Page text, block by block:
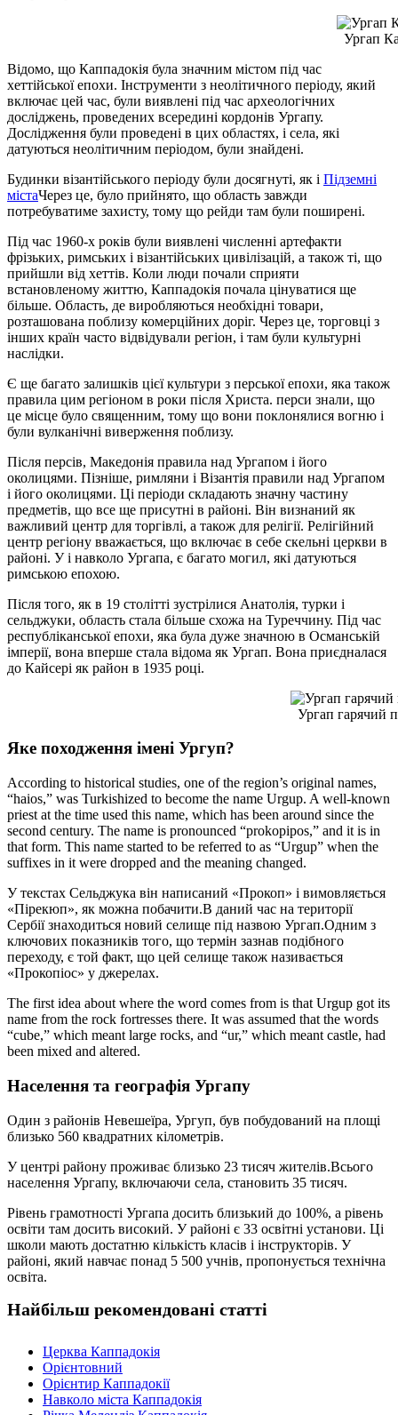
Ургап
Відомо, що Каппадокія була значним містом під час
хеттійської епохи. Інструменти з неолітичного періоду, який
включає цей час, були виявлені під час археологічних
досліджень, проведених всередині кордонів Ургапу.
Дослідження були проведені в цих областях, і села, які
датуються неолітичним періодом, були знайдені.
Будинки візантійського періоду були досягнуті, як і Підземні
містаЧерез це, було прийнято, що область завжди
потребуватиме захисту, тому що рейди там були поширені.
Під час 1960-х років були виявлені численні артефакти
фрізьких, римських і візантійських цивілізацій, а також ті, що
прийшли від хеттів. Коли люди почали сприяти
встановленому життю, Каппадокія почала цінуватися ще
більше. Область, де виробляються необхідні товари,
розташована поблизу комерційних доріг. Через це, торговці з
інших країн часто відвідували регіон, і там були культурні
наслідки.
Є ще багато залишків цієї культури з перської епохи, яка також
правила цим регіоном в роки після Христа. перси знали, що
це місце було священним, тому що вони поклонялися вогню і
були вулканічні виверження поблизу.
Після персів, Македонія правила над Ургапом і його
околицями. Пізніше, римляни і Візантія правили над Ургапом
і його околицями. Ці періоди складають значну частину
предметів, що все ще присутні в районі. Він визнаний як
важливий центр для торгівлі, а також для релігії. Релігійний
центр регіону вважається, що включає в себе скельні церкви в
районі. У і навколо Ургапа, є багато могил, які датуються
римською епохою.
Після того, як в 19 столітті зустрілися Анатолія, турки і
сельджуки, область стала більше схожа на Туреччину. Під час
республіканської епохи, яка була дуже значною в Османській
імперії, вона вперше стала відома як Ургап. Вона приєдналася
до Кайсері як район в 1935 році.
Ургап гарячий
Яке походження імені Ургуп?
According to historical studies, one of the region’s original names,
“haios,” was Turkishized to become the name Urgup. A well-known
priest at the time used this name, which has been around since the
second century. The name is pronounced “prokopipos,” and it is in
that form. This name started to be referred to as “Urgup” when the
suffixes in it were dropped and the meaning changed.
У текстах Сельджука він написаний «Прокоп» і вимовляється
«Пірекюп», як можна побачити.В даний час на території
Сербії знаходиться новий селище під назвою Ургап.Одним з
ключових показників того, що термін зазнав подібного
переходу, є той факт, що цей селище також називається
«Прокопіос» у джерелах.
The first idea about where the word comes from is that Urgup got its
name from the rock fortresses there. It was assumed that the words
“cube,” which meant large rocks, and “ur,” which meant castle, had
been mixed and altered.
Населення та географія Ургапу
Один з районів Невешеїра, Ургуп, був побудований на площі
близько 560 квадратних кілометрів.
У центрі району проживає близько 23 тисяч жителів.Всього
населення Ургапу, включаючи села, становить 35 тисяч.
Рівень грамотності Ургапа досить близький до 100%, а рівень
освіти там досить високий. У районі є 33 освітні установи. Ці
школи мають достатню кількість класів і інструкторів. У
районі, який навчає понад 5 500 учнів, пропонується технічна
освіта.
Найбільш рекомендовані статті
Церква Каппадокія
Орієнтовний
Орієнтир Каппадокії
Навколо міста Каппадокія